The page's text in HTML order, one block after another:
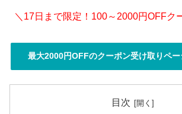
＼17日まで限定！100～2000円OFFク
最大2000円OFFのクーポン受け取りペ
目次